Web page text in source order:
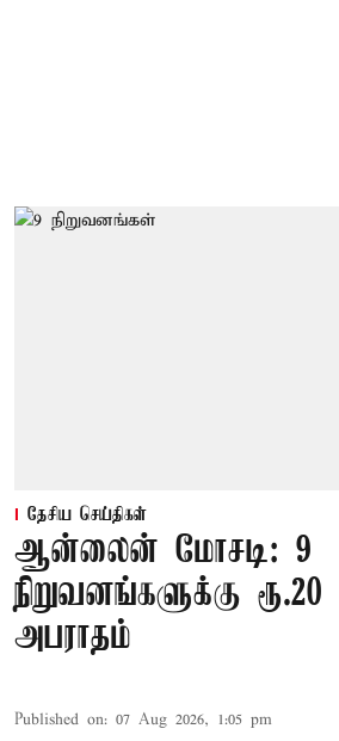
தேசிய செய்திகள்
ஆன்லைன் மோசடி: 9
நிறுவனங்களுக்கு
அபராதம்
Published on: 07 Aug 2026, 1:05 pm